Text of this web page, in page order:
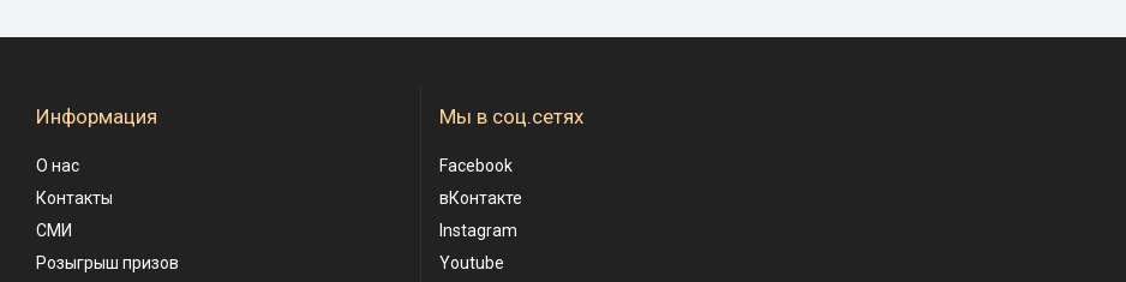
Информация
О нас
Контакты
СМИ
Розыгрыш призов
Мы в соц.сетях
Facebook
вКонтакте
Instagram
Youtube